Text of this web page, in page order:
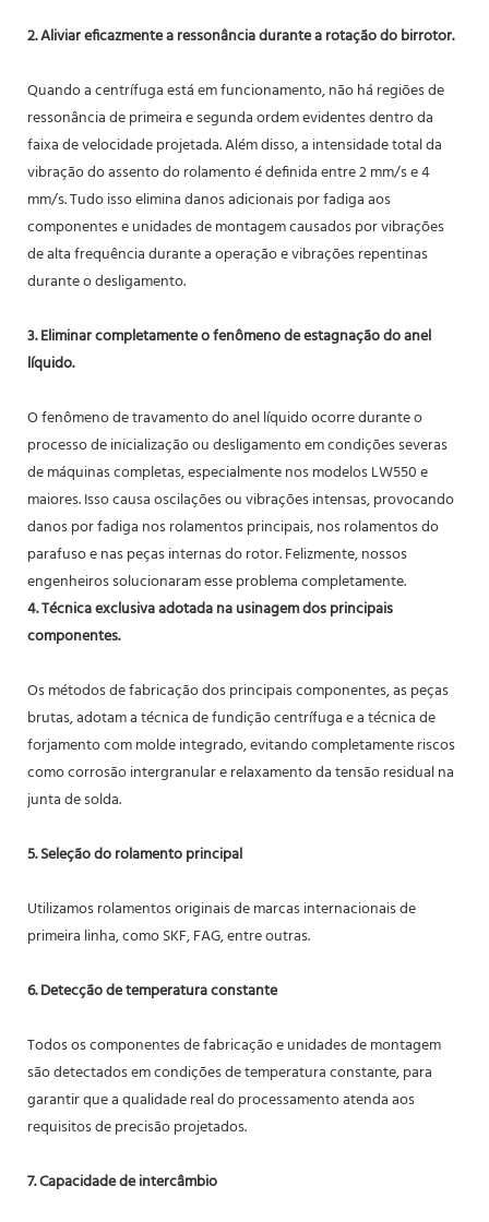
2. Aliviar eficazmente a ressonância durante a rotação do birrotor.
Quando a centrífuga está em funcionamento, não há regiões de
ressonância de primeira e segunda ordem evidentes dentro da
faixa de velocidade projetada. Além disso, a intensidade total da
vibração do assento do rolamento é definida entre 2 mm/s e 4
mm/s. Tudo isso elimina danos adicionais por fadiga aos
componentes e unidades de montagem causados ​​por vibrações
de alta frequência durante a operação e vibrações repentinas
durante o desligamento.
3. Eliminar completamente o fenômeno de estagnação do anel
líquido.
O fenômeno de travamento do anel líquido ocorre durante o
processo de inicialização ou desligamento em condições severas
de máquinas completas, especialmente nos modelos LW550 e
maiores. Isso causa oscilações ou vibrações intensas, provocando
danos por fadiga nos rolamentos principais, nos rolamentos do
parafuso e nas peças internas do rotor. Felizmente, nossos
engenheiros solucionaram esse problema completamente.
4. Técnica exclusiva adotada na usinagem dos principais
componentes.
Os métodos de fabricação dos principais componentes, as peças
brutas, adotam a técnica de fundição centrífuga e a técnica de
forjamento com molde integrado, evitando completamente riscos
como corrosão intergranular e relaxamento da tensão residual na
junta de solda.
5. Seleção do rolamento principal
Utilizamos rolamentos originais de marcas internacionais de
primeira linha, como SKF, FAG, entre outras.
6. Detecção de temperatura constante
Todos os componentes de fabricação e unidades de montagem
são detectados em condições de temperatura constante, para
garantir que a qualidade real do processamento atenda aos
requisitos de precisão projetados.
7. Capacidade de intercâmbio